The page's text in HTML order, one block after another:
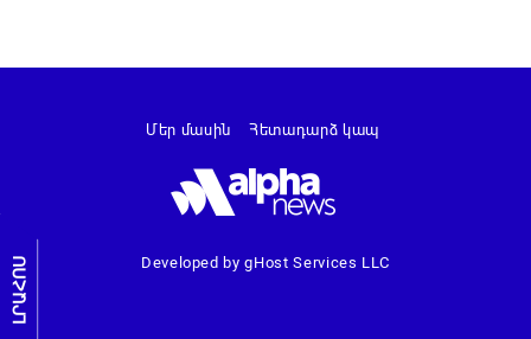
ԼՐԱՀՈՍ Developed by gHost Services LLC
Մեր մասին Հետադարձ կապ